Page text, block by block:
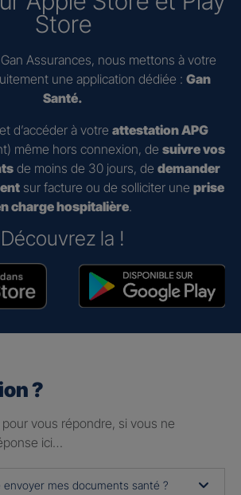
Store
Assurances, nous mettons à votre
une application dédiée : Gan
Santé.
d’accéder à votre attestation APG
même hors connexion, de suivre vos
de moins de 30 jours, de demander
sur facture ou de solliciter une prise
charge hospitalière.
Découvrez la !
?
vous répondre, si vous ne
ici…
envoyer mes documents santé ?